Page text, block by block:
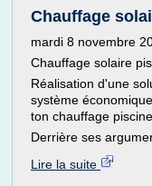
Chauffage
mardi 8 novembre
Chauffage solaire
Réalisation d'une
système
ton chauffage
Derrière ses
Lire la suite